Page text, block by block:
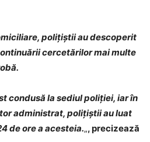
polițiștii au descoperit
cercetărilor mai multe
condusă la sediul poliției, iar în
administrat, polițiștii au luat
de ore a acesteia.„, precizează